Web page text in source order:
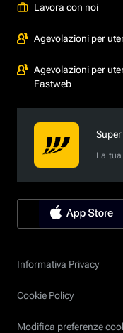
Lavora con noi
Agevolazioni per
Agevolazioni per
Fastweb
La
Informativa Privacy
Cookie Policy
Modifica preferenze